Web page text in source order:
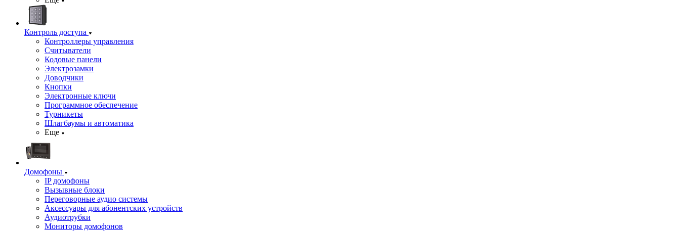
Контроль доступа
Контроллеры управления
Считыватели
Кодовые панели
Электрозамки
Доводчики
Кнопки
Электронные ключи
Программное обеспечение
Турникеты
Шлагбаумы и автоматика
Еще
Домофоны
IP домофоны
Вызывные блоки
Переговорные аудио системы
Аксессуары для абонентских устройств
Аудиотрубки
Мониторы домофонов